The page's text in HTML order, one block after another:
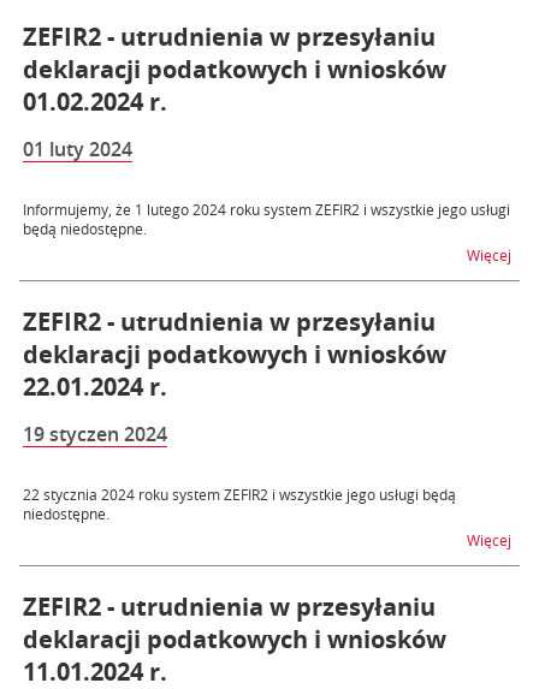
ZEFIR2 - utrudnienia w przesyłaniu
deklaracji podatkowych i wniosków
01.02.2024 r.
01 luty 2024
Informujemy, że 1 lutego 2024 roku system ZEFIR2 i wszystkie jego usługi
będą niedostępne.
Więcej
ZEFIR2 - utrudnienia w przesyłaniu
deklaracji podatkowych i wniosków
22.01.2024 r.
19 styczen 2024
22 stycznia 2024 roku system ZEFIR2 i wszystkie jego usługi będą
niedostępne.
Więcej
ZEFIR2 - utrudnienia w przesyłaniu
deklaracji podatkowych i wniosków
11.01.2024 r.